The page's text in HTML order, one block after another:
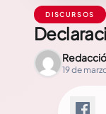
DISCURSOS
19 de